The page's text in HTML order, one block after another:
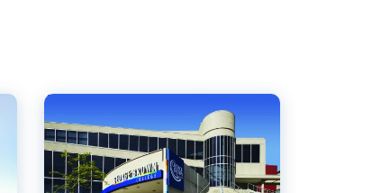
Английский
Торонто, Канада
Государственный